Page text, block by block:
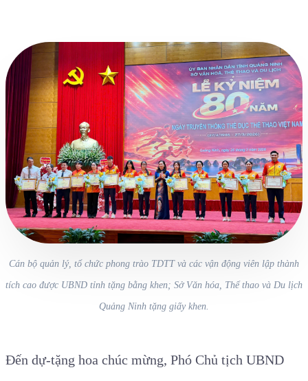
Cán bộ quản lý, tổ chức phong trào TDTT và các vận động viên lập thành
tích cao được UBND tỉnh tặng bằng khen; Sở Văn hóa, Thể thao và Du lịch
Quảng Ninh tặng giấy khen.
Đến dự-tặng hoa chúc mừng, Phó Chủ tịch UBND